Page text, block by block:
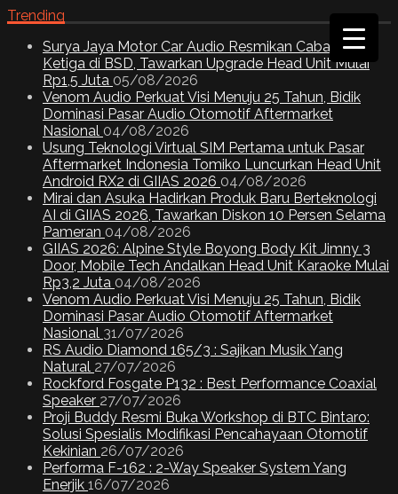
Trending
Surya Jaya Motor Car Audio Resmikan Cabang
Ketiga di BSD, Tawarkan Upgrade Head Unit Mulai
Rp1,5 Juta 05/08/2026
Venom Audio Perkuat Visi Menuju 25 Tahun, Bidik
Dominasi Pasar Audio Otomotif Aftermarket
Nasional 04/08/2026
Usung Teknologi Virtual SIM Pertama untuk Pasar
Aftermarket Indonesia Tomiko Luncurkan Head Unit
Android RX2 di GIIAS 2026 04/08/2026
Mirai dan Asuka Hadirkan Produk Baru Berteknologi
AI di GIIAS 2026, Tawarkan Diskon 10 Persen Selama
Pameran 04/08/2026
GIIAS 2026: Alpine Style Boyong Body Kit Jimny 3
Door, Mobile Tech Andalkan Head Unit Karaoke Mulai
Rp3,2 Juta 04/08/2026
Venom Audio Perkuat Visi Menuju 25 Tahun, Bidik
Dominasi Pasar Audio Otomotif Aftermarket
Nasional 31/07/2026
RS Audio Diamond 165/3 : Sajikan Musik Yang
Natural 27/07/2026
Rockford Fosgate P132 : Best Performance Coaxial
Speaker 27/07/2026
Proji Buddy Resmi Buka Workshop di BTC Bintaro:
Solusi Spesialis Modifikasi Pencahayaan Otomotif
Kekinian 26/07/2026
Performa F-162 : 2-Way Speaker System Yang
Enerjik 16/07/2026